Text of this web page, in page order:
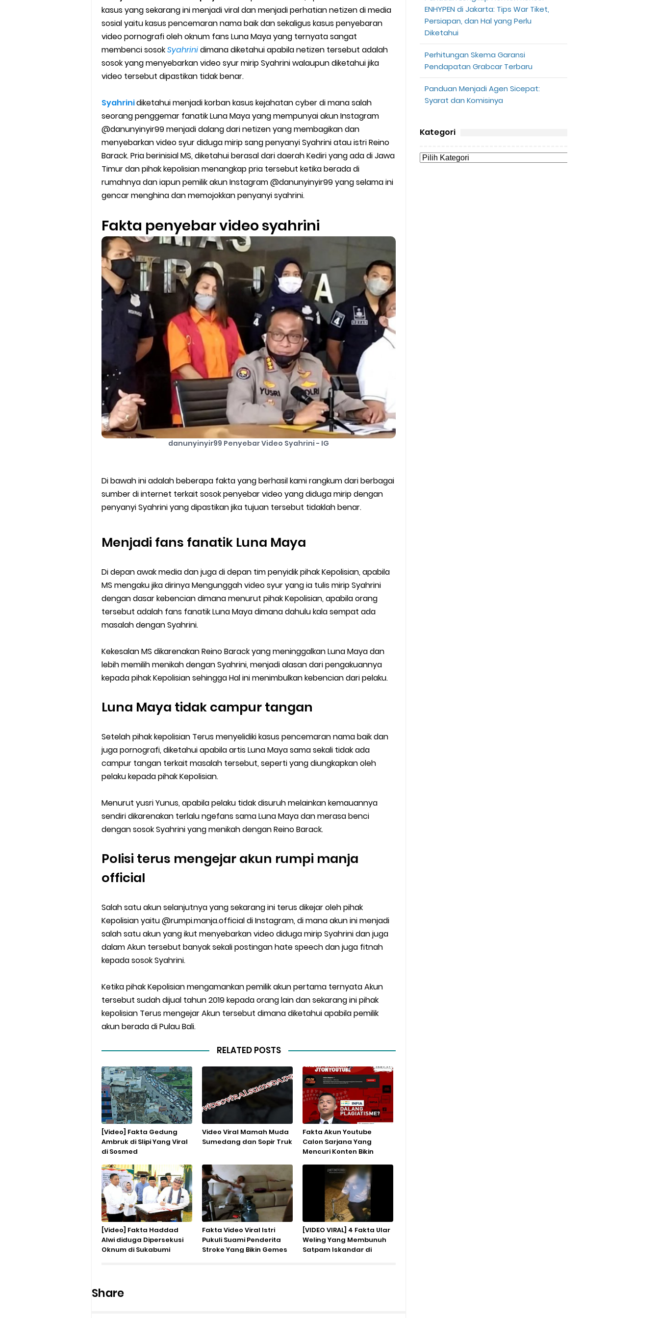
Cara Mudah Melihat Nomor Shopeepay Sendiri dan Orang Lain
7 Cara Mudah Top Up Grab untuk Driver
5 Versi Map Paling Gacor Untuk Ojek Online
Penyebab dan Cara Memulihkan Akun Gojek Dibekukan
Cara Menggunakan Paket Telkomsel Mitra Gojek
5 Cara Top Up InDriver dengan Mudah
5 Biaya Potongan Shopee Food yang Perlu Kamu Ketahui
10 Cara Jitu Autobid Untuk Lala Motor dan Mobil 2023
Cara Mudah Melihat QR dan Barcode Shopeepay
Enroute Drop: Arti dan Penjelasan Resi Gosend
Cara Transfer Gopay ke Shopeepay Tanpa Potongan
Cara Ping Server Shopee Food 2022
Cara Menghubungi CS Lalamove dan Jam Operasionalnya
Cara Mengatasi Aplikasi Gojek Mengalami Gangguan
DNS Server Gojek Driver Terbaru 2026: Panduan Lengkap DNS Server Gojek Terbaru dan IP Server GoPartner Gojek
kasus yang sekarang ini menjadi viral dan menjadi perhatian netizen di media
sosial yaitu kasus pencemaran nama baik dan sekaligus kasus penyebaran
video pornografi oleh oknum fans Luna Maya yang ternyata sangat
membenci sosokSyahrinidimana diketahui apabila netizen tersebut adalah
sosok yang menyebarkan video syur mirip Syahrini walaupun diketahui jika
video tersebut dipastikan tidak benar.
Syahrinidiketahui menjadi korban kasus kejahatan cyber di mana salah
seorang penggemar fanatik Luna Maya yang mempunyai akun Instagram
@danunyinyir99 menjadi dalang dari netizen yang membagikan dan
menyebarkan video syur diduga mirip sang penyanyi Syahrini atau istri Reino
Barack. Pria berinisial MS, diketahui berasal dari daerah Kediri yang ada di Jawa
Timur dan pihak kepolisian menangkap pria tersebut ketika berada di
rumahnya dan iapun pemilik akun Instagram @danunyinyir99 yang selama ini
gencar menghina dan memojokkan penyanyi syahrini.
Fakta penyebar video syahrini
danunyinyir99 Penyebar Video Syahrini - IG
Di bawah ini adalah beberapa fakta yang berhasil kami rangkum dari berbagai
sumber di internet terkait sosok penyebar video yang diduga mirip dengan
penyanyi Syahrini yang dipastikan jika tujuan tersebut tidaklah benar.
Menjadi fans fanatik Luna Maya
Di depan awak media dan juga di depan tim penyidik pihak Kepolisian, apabila
MS mengaku jika dirinya Mengunggah video syur yang ia tulis mirip Syahrini
dengan dasar kebencian dimana menurut pihak Kepolisian, apabila orang
tersebut adalah fans fanatik Luna Maya dimana dahulu kala sempat ada
masalah dengan Syahrini.
Kekesalan MS dikarenakan Reino Barack yang meninggalkan Luna Maya dan
lebih memilih menikah dengan Syahrini, menjadi alasan dari pengakuannya
kepada pihak Kepolisian sehingga Hal ini menimbulkan kebencian dari pelaku.
Luna Maya tidak campur tangan
Setelah pihak kepolisian Terus menyelidiki kasus pencemaran nama baik dan
juga pornografi, diketahui apabila artis Luna Maya sama sekali tidak ada
campur tangan terkait masalah tersebut, seperti yang diungkapkan oleh
pelaku kepada pihak Kepolisian.
Menurut yusri Yunus, apabila pelaku tidak disuruh melainkan kemauannya
sendiri dikarenakan terlalu ngefans sama Luna Maya dan merasa benci
dengan sosok Syahrini yang menikah dengan Reino Barack.
Polisi terus mengejar akun rumpi manja
official
Salah satu akun selanjutnya yang sekarang ini terus dikejar oleh pihak
Kepolisian yaitu @rumpi.manja.official di Instagram, di mana akun ini menjadi
salah satu akun yang ikut menyebarkan video diduga mirip Syahrini dan juga
dalam Akun tersebut banyak sekali postingan hate speech dan juga fitnah
kepada sosok Syahrini.
Ketika pihak Kepolisian mengamankan pemilik akun pertama ternyata Akun
tersebut sudah dijual tahun 2019 kepada orang lain dan sekarang ini pihak
kepolisian Terus mengejar Akun tersebut dimana diketahui apabila pemilik
akun berada di Pulau Bali.
RELATED POSTS
[Video] Fakta Gedung
Ambruk di Slipi Yang Viral
di Sosmed
Video Viral Mamah Muda
Sumedang dan Sopir Truk
Fakta Akun Youtube
Calon Sarjana Yang
Mencuri Konten Bikin
[Video] Fakta Haddad
Alwi diduga Dipersekusi
Oknum di Sukabumi
Fakta Video Viral Istri
Pukuli Suami Penderita
Stroke Yang Bikin Gemes
[VIDEO VIRAL] 4 Fakta Ular
Weling Yang Membunuh
Satpam Iskandar di
Share
ENHYPEN di Jakarta: Tips War Tiket,
Persiapan, dan Hal yang Perlu
Diketahui
Perhitungan Skema Garansi
Pendapatan Grabcar Terbaru
Panduan Menjadi Agen Sicepat:
Syarat dan Komisinya
Kategori